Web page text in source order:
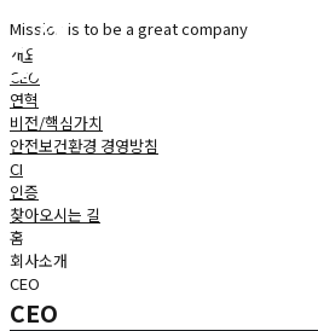
Mission is to be a great company
개요
CEO
연혁
비전/핵심가치
안전보건환경 경영방침
CI
인증
찾아오시는 길
홈
회사소개
CEO
CEO